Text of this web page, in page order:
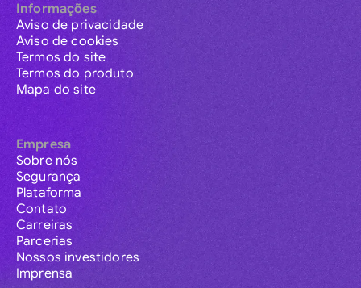
Informações
Aviso de privacidade
Aviso de cookies
Termos do site
Termos do produto
Mapa do site
Empresa
Sobre nós
Segurança
Plataforma
Contato
Carreiras
Parcerias
Nossos investidores
Imprensa